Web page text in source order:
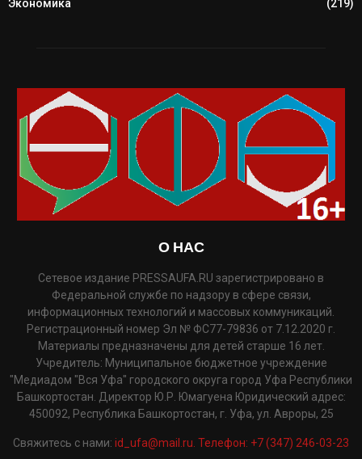
Экономика
(219)
О НАС
Сетевое издание PRESSAUFA.RU зарегистрировано в
Федеральной службе по надзору в сфере связи,
информационных технологий и массовых коммуникаций.
Регистрационный номер Эл № ФС77-79836 от 7.12.2020 г.
Материалы предназначены для детей старше 16 лет.
Учредитель: Муниципальное бюджетное учреждение
"Медиадом "Вся Уфа" городского округа город Уфа Республики
Башкортостан. Директор Ю.Р. Юмагуена Юридический адрес:
450092, Республика Башкортостан, г. Уфа, ул. Авроры, 25
Свяжитесь с нами: id_ufa@mail.ru. Телефон: +7 (347) 246-03-23